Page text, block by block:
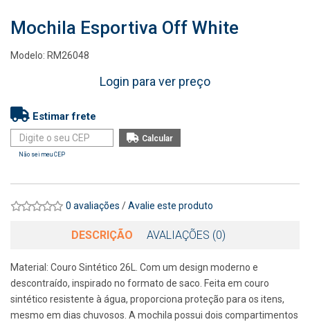
Mochila Esportiva Off White
Modelo: RM26048
Login para ver preço
Estimar frete
Não sei meu CEP
0 avaliações /Avalie este produto
DESCRIÇÃO AVALIAÇÕES (0)
Material: Couro Sintético 26L. Com um design moderno e
descontraído, inspirado no formato de saco. Feita em couro
sintético resistente à água, proporciona proteção para os itens,
mesmo em dias chuvosos. A mochila possui dois compartimentos